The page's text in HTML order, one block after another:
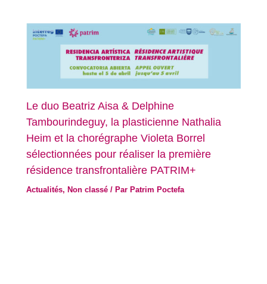
Le duo Beatriz Aisa & Delphine
Tambourindeguy, la plasticienne Nathalia
Heim et la chorégraphe Violeta Borrel
sélectionnées pour réaliser la première
résidence transfrontalière PATRIM+
Actualités, Non classé / Par Patrim Poctefa